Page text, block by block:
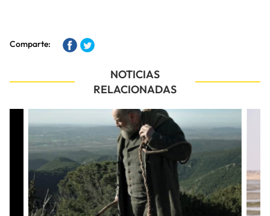
Comparte:
NOTICIAS
RELACIONADAS